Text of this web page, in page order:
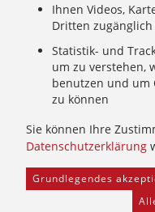
Zeitschrift:
Gemeinschaft
Wer wir sind:
Wie wir leben:
Wer uns führt:
Ihnen Videos,
Dritten
Statistik- und
um zu verstehen,
benutzen und um
zu können
Sie können Ihre
Datenschutzerklärung
Grundlegendes